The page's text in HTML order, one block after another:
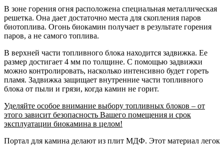
В зоне горения огня расположена специальная металлическая
решетка. Она дает достаточно места для скопления паров
биотоплива. Огонь биокамин получает в результате горения
паров, а не самого топлива.
В верхней части топливного блока находится задвижка. Ее
размер достигает 4 мм по толщине. С помощью задвижки
можно контролировать, насколько интенсивно будет гореть
пламя. Задвижка защищает внутренние части топливного
блока от пыли и грязи, когда камин не горит.
Уделяйте особое внимание выбору топливных блоков – от
этого зависит безопасность Вашего помещения и срок
эксплуатации биокамина в целом!
Портал для камина делают из плит МДФ. Этот материал легок